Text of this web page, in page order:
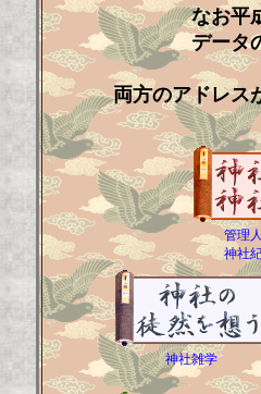
なお平
データ
両方のアドレス
管理
神社
神社雑学